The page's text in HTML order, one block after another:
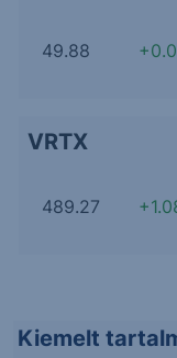
49.88
VRTX
489.27
Kiemelt